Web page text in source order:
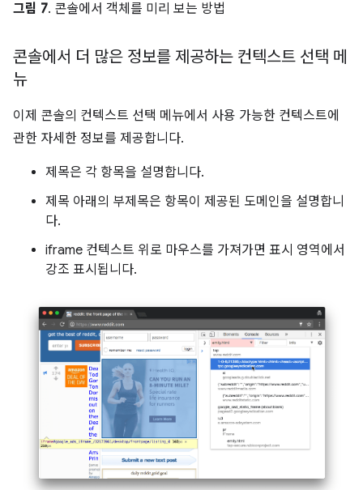
그림 7. 콘솔에서 객체를 미리 보는 방법
콘솔에서 더 많은 정보를 제공하는 컨텍스트 선택 메
뉴
이제 콘솔의 컨텍스트 선택 메뉴에서 사용 가능한 컨텍스트에
관한 자세한 정보를 제공합니다.
제목은 각 항목을 설명합니다.
제목 아래의 부제목은 항목이 제공된 도메인을 설명합니
다.
iframe 컨텍스트 위로 마우스를 가져가면 표시 영역에서
강조 표시됩니다.